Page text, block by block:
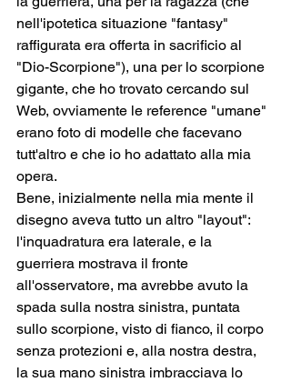
nell'ipotetica situazione "fantasy"
raffigurata era offerta in sacrificio al
"Dio-Scorpione"), una per lo scorpione
gigante, che ho trovato cercando sul
Web, ovviamente le reference "umane"
erano foto di modelle che facevano
tutt'altro e che io ho adattato alla mia
opera.
Bene, inizialmente nella mia mente il
disegno aveva tutto un altro "layout":
l'inquadratura era laterale, e la
guerriera mostrava il fronte
all'osservatore, ma avrebbe avuto la
spada sulla nostra sinistra, puntata
sullo scorpione, visto di fianco, il corpo
senza protezioni e, alla nostra destra,
la sua mano sinistra imbracciava lo